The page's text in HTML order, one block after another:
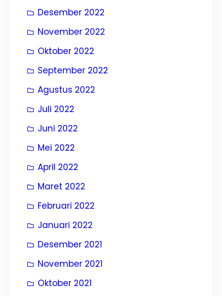
Desember 2022
November 2022
Oktober 2022
September 2022
Agustus 2022
Juli 2022
Juni 2022
Mei 2022
April 2022
Maret 2022
Februari 2022
Januari 2022
Desember 2021
November 2021
Oktober 2021